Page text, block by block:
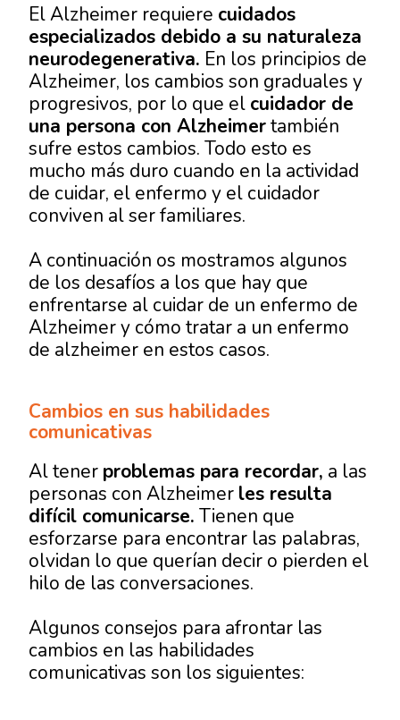
El Alzheimer requiere cuidados
especializados debido a su naturaleza
neurodegenerativa. En los principios de
Alzheimer, los cambios son graduales y
progresivos, por lo que el cuidador de
una persona con Alzheimertambién
sufre estos cambios. Todo esto es
mucho más duro cuando en la actividad
de cuidar, el enfermo y el cuidador
conviven al ser familiares.
A continuación os mostramos algunos
de los desafíos a los que hay que
enfrentarse al cuidar de un enfermo de
Alzheimer y cómo tratar a un enfermo
de alzheimer en estos casos.
Cambios en sus habilidades
comunicativas
Al tener problemas para recordar, a las
personas con Alzheimer les resulta
difícil comunicarse. Tienen que
esforzarse para encontrar las palabras,
olvidan lo que querían decir o pierden el
hilo de las conversaciones.
Algunos consejos para afrontar las
cambios en las habilidades
comunicativas son los siguientes: